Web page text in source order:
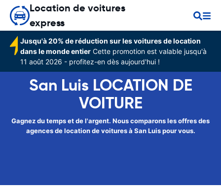
Location de voitures
express
Jusqu'à 20% de réduction sur les voitures de location
dans le monde entier Cette promotion est valable jusqu'à
11 août 2026 - profitez-en dès aujourd'hui !
San Luis LOCATION DE
VOITURE
Gagnez du temps et de l'argent. Nous comparons les offres des
agences de location de voitures à San Luis pour vous.